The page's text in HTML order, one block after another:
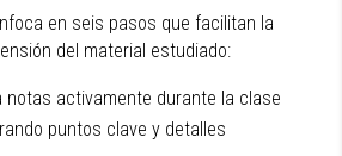
en seis pasos que facilitan la
del material estudiado:
notas activamente durante la clase
puntos clave y detalles